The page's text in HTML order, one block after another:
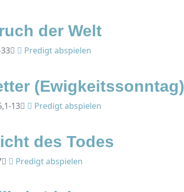
der Welt
Predigt abspielen
(Ewigkeitssonntag)
13 Predigt abspielen
des Todes
Predigt abspielen